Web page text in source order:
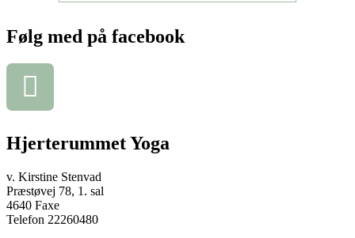
Følg med på facebook
Hjerterummet Yoga
v. Kirstine Stenvad
Præstøvej 78, 1. sal
4640 Faxe
Telefon 22260480